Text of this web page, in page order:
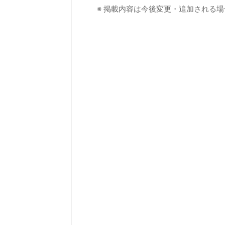
※ 掲載内容は今後変更・追加される場